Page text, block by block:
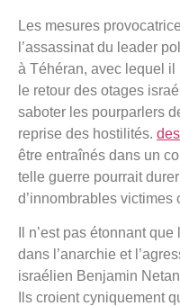
Les mesures
l’assassinat du leader
à Téhéran, avec lequel
le retour des otages
saboter les pourparlers
reprise des hostilités.
être entraînés dans un
telle guerre pourrait
d’innombrables
Il n’est pas étonnant
dans l’anarchie et
israélien Benjamin
Ils croient cyniquement